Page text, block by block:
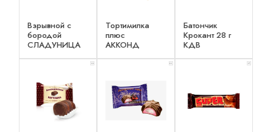
Взрывной с
бородой
СЛАДУНИЦА
Тортимилка
плюс
АККОНД
Батончик
Крокант 28 г
КДВ
x 1